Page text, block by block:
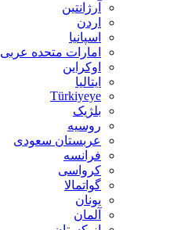
آرژانتین
اردن
اسپانیا
امارات متحده عربی
اوکراین
ایتالیا
Türkiyeye
بلژیک
روسیه
عربستان سعودی
فرانسه
کرواسی
گواتمالا
یونان
آلمان